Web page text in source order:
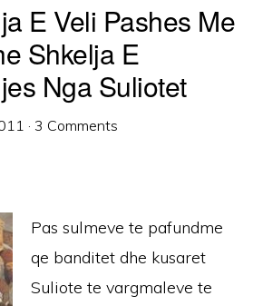
E Veli Pashes Me
Shkelja E
Nga Suliotet
· 3 Comments
Pas sulmeve te pafundme
qe banditet dhe kusaret
Suliote te vargmaleve te